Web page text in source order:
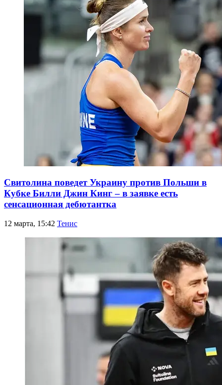
Свитолина поведет Украину против Польши в
Кубке Билли Джин Кинг – в заявке есть
сенсационная дебютантка
12 марта, 15:42 Тенис